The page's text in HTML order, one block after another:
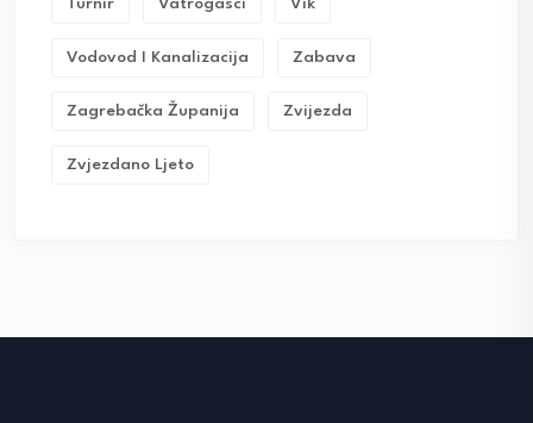
Turnir Vatrogasci Vik
Vodovod I Kanalizacija Zabava
Zagrebačka Županija Zvijezda
Zvjezdano Ljeto